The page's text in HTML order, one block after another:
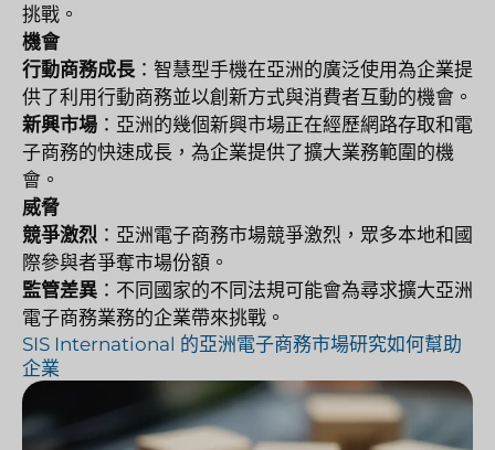
挑戰。
機會
行動商務成長 ：智慧型手機在亞洲的廣泛使用為企業提
供了利用行動商務並以創新方式與消費者互動的機會。
新興市場 ：亞洲的幾個新興市場正在經歷網路存取和電
子商務的快速成長，為企業提供了擴大業務範圍的機
會。
威脅
競爭激烈 ：亞洲電子商務市場競爭激烈，眾多本地和國
際參與者爭奪市場份額。
監管差異 ：不同國家的不同法規可能會為尋求擴大亞洲
電子商務業務的企業帶來挑戰。
SIS International 的亞洲電子商務市場研究如何幫助
企業